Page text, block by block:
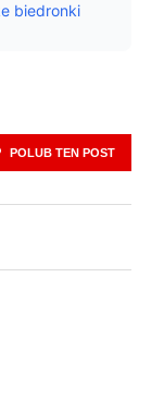
biedronki
POLUB TEN POST